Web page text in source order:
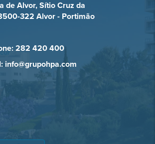
de Alvor, Sítio Cruz da
322 Alvor - Portimão
282 420 400
info@grupohpa.com